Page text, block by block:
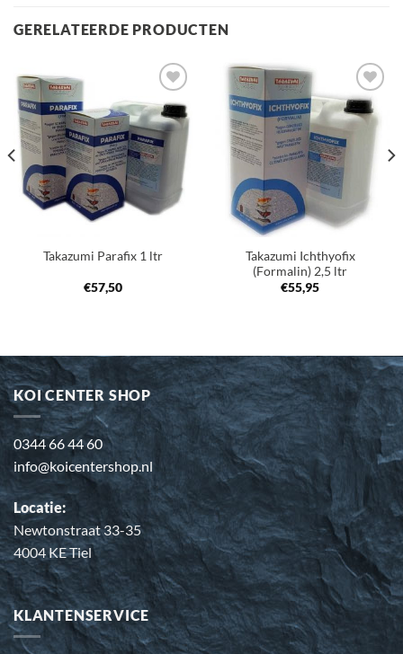
GERELATEERDE PRODUCTEN
Toevoegen
aan
verlanglijst
Takazumi Parafix 1 ltr
€57,50
Toevoegen
aan
verlanglijst
Takazumi Ichthyofix
(Formalin) 2,5 ltr
€55,95
KOI CENTER SHOP
0344 66 44 60
info@koicentershop.nl
Locatie:
Newtonstraat 33-35
4004 KE Tiel
KLANTENSERVICE